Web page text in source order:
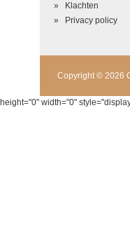
Klachten
Privacy policy
Copyright © 2026
height="0" width="0"